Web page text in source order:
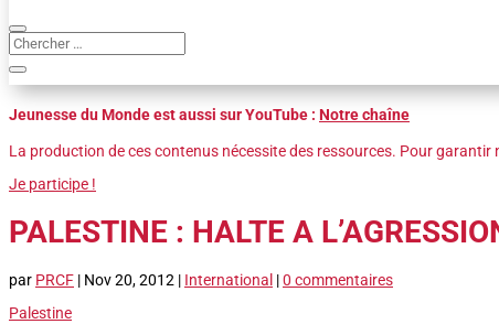
Jeunesse du Monde est aussi sur YouTube : Notre chaîne
La production de ces contenus nécessite des ressources. Pour
Je participe !
PALESTINE : HALTE A
par PRCF | Nov 20, 2012 | International |0 commentaires
Palestine